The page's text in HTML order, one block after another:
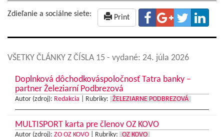
Zdieľanie a sociálne siete: Print
VŠETKY ČLÁNKY Z ČÍSLA 15 - vydané: 24. júla 2026
Doplnková dôchodkováspoločnosť Tatra banky –
partner Železiarní Podbrezová
Autor (zdroj): Redakcia Rubriky: ŽELEZIARNE PODBREZOVÁ
MULTISPORT karta pre členov OZ KOVO
Autor (zdroj): ZO OZ KOVO Rubriky: OZ KOVO